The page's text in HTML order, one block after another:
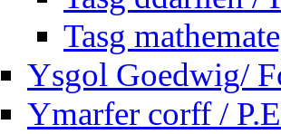
Tasg
Ysgol Goedwig/
Ymarfer corff /